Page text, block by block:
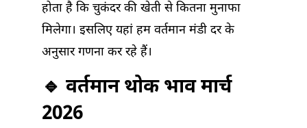
होता है कि चुकंदर की खेती से कितना मुनाफा
मिलेगा। इसलिए यहां हम वर्तमान मंडी दर के
अनुसार गणना कर रहे हैं।
🔹 वर्तमान थोक भाव मार्च
2026